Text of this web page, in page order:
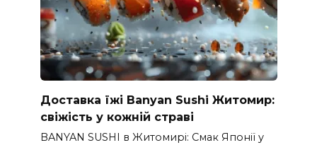
Доставка їжі Banyan Sushi Житомир:
свіжість у кожній страві
BANYAN SUSHI в Житомирі: Смак Японії у